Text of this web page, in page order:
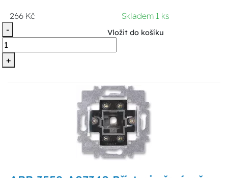
266 Kč
Skladem 1 ks
-
+
Vložit do košíku